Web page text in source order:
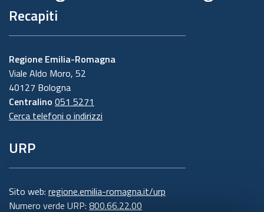
Recapiti
Regione Emilia-Romagna
Viale Aldo Moro, 52
40127 Bologna
Centralino 051 5271
Cerca telefoni o indirizzi
URP
Sito web: regione.emilia-romagna.it/urp
Numero verde URP: 800.66.22.00